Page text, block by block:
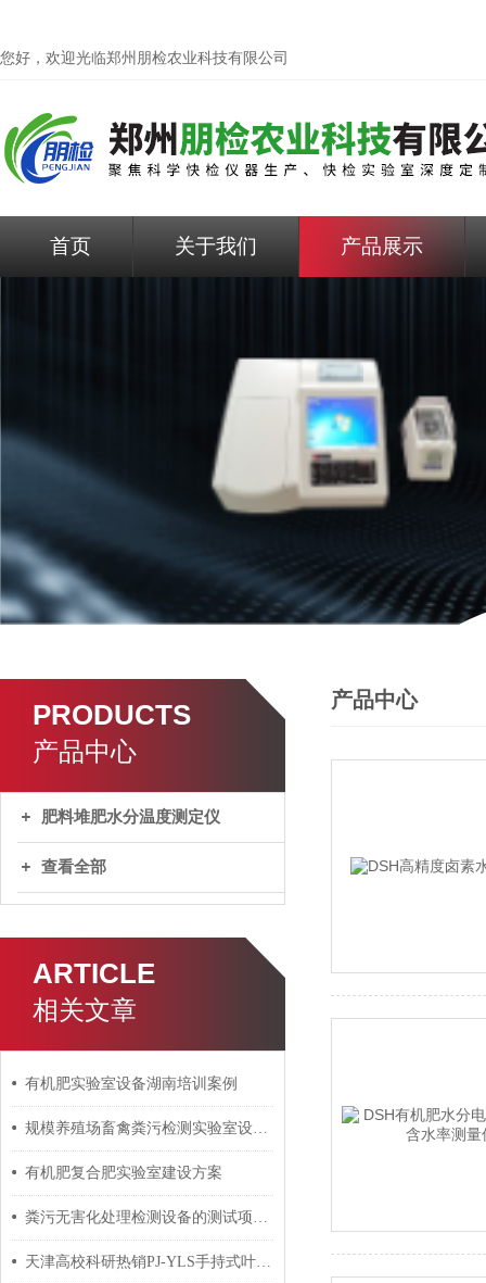
您好，欢迎光临郑州朋检农业科技有限公司
首页 关于我们 产品展示
PRODUCTS
产品中心
肥料堆肥水分温度测定仪
查看全部
ARTICLE
相关文章
有机肥实验室设备湖南培训案例
规模养殖场畜禽粪污检测实验室设备和仪器所需仪器及型号
有机肥复合肥实验室建设方案
粪污无害化处理检测设备的测试项目和技术指标
天津高校科研热销PJ-YLS手持式叶绿素测定仪
产品中心